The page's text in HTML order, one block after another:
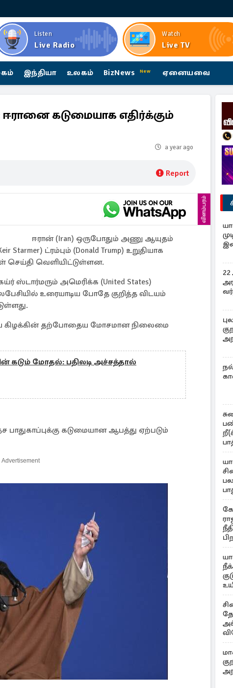
Listen
Live Radio
Watch
Live TV
இந்தியா உலகம் BizNews New ஏனையவை
கடுமையாக எதிர்க்கும்
a year ago
Report
விளம்பரம்
ஈரான் (Iran) ஒருபோதும் அணு ஆயுதம்
ட்ரம்பும் (Donald Trump) உறுதியாக
செய்தி வெளியிட்டுள்ளன.
ஸ்டார்மரும் அமெரிக்க (United States)
உரையாடிய போதே குறித்த விடயம்
கிழக்கின் தற்போதைய மோசமான நிலைமை
கடும் மோதல்: பதிலடி அச்சத்தால்
கடுமையான ஆபத்து ஏற்படும்
Advertisement